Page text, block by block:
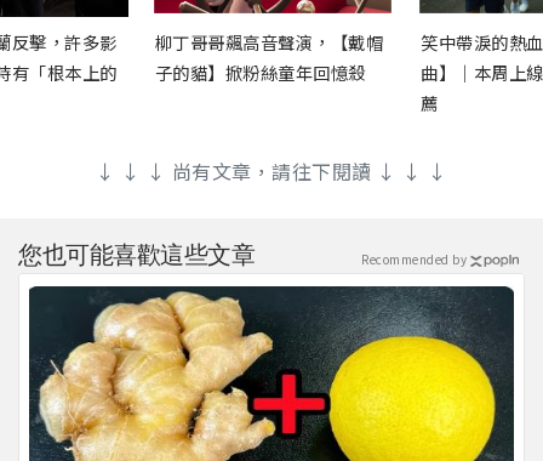
反擊，許多影
有「根本上的
柳丁哥哥飆高音聲演，【戴帽
子的貓】掀粉絲童年回憶殺
笑中帶淚的熱
曲】｜本周上
薦
↓ ↓ ↓ 尚有文章，請往下閱讀 ↓ ↓ ↓
您也可能喜歡這些文章 Recommended by